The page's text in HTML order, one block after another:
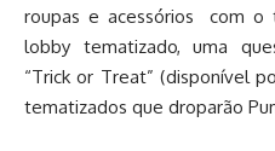
roupas e acessórios com o
lobby tematizado, uma
“Trick or Treat” (disponível
tematizados que droparão